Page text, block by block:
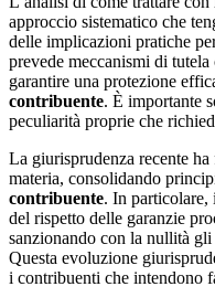
approccio sistematico che
delle implicazioni pratiche
prevede meccanismi di
garantire una protezione
contribuente. È importante
peculiarità proprie che
La giurisprudenza recente
materia, consolidando
contribuente. In particolare,
del rispetto delle garanzie
sanzionando con la nullità
Questa evoluzione
i contribuenti che intendono